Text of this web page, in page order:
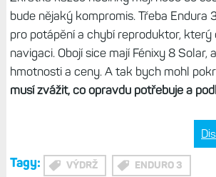
bude nějaký kompromis. Třeba Endura
pro potápění a chybí reproduktor, který
navigaci. Obojí sice mají Fénixy 8 Solar,
hmotnosti a ceny. A tak bych mohl
musí zvážit, co opravdu potřebuje a
Tagy: VÝDRŽ ENDURO 3